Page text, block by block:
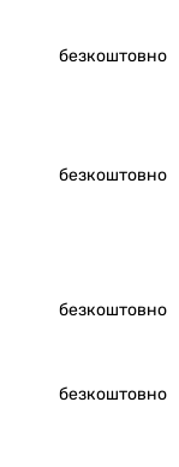
безкоштовно
безкоштовно
безкоштовно
безкоштовно